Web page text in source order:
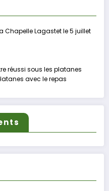
Chapelle Lagastet le 5 juillet
réussi sous les platanes
avec le repas